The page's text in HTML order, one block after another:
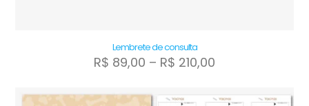
Lembrete de consulta
R$ 89,00 – R$ 210,00
R$ 89,00